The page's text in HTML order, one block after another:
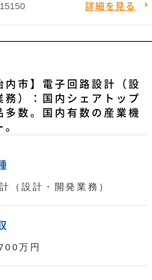
詳細を見る
内市】電子回路設計（設
務）：国内シェアトップ
多数。国内有数の産業機
（設計・開発業務）
万円